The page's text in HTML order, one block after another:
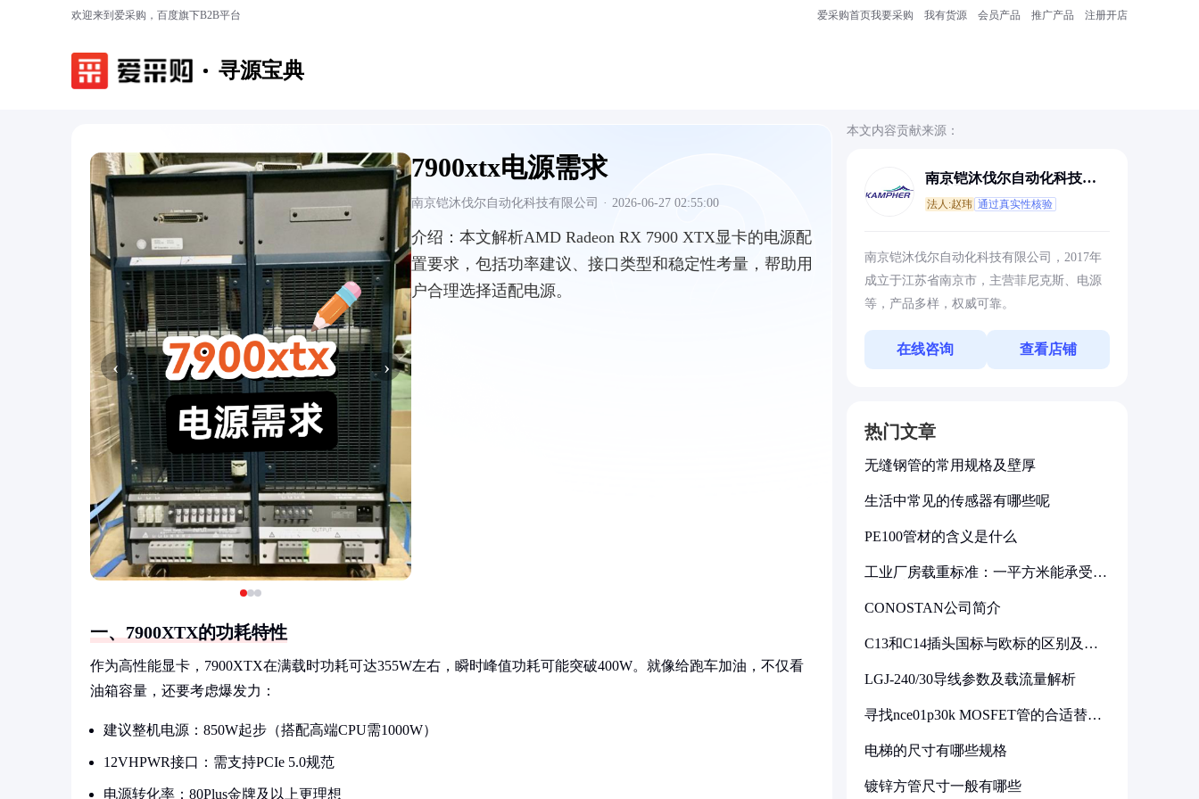
欢迎来到爱采购，百度旗下B2B平台 爱采购首页我要采购 我有货源 会员产品 推广产品 注册开店
寻源宝典
‹ ›
7900xtx电源需求
南京铠沐伐尔自动化科技有限公司 · 2026-06-27 02:55:00
介绍： 本文解析AMD Radeon RX 7900 XTX显卡的电源配
置要求，包括功率建议、接口类型和稳定性考量，帮助用
户合理选择适配电源。
一、7900XTX的功耗特性
作为高性能显卡，7900XTX在满载时功耗可达355W左右，瞬时峰值功耗可能突破400W。就像给跑车加油，不仅看
油箱容量，还要考虑爆发力：
建议整机电源：850W起步（搭配高端CPU需1000W）
12VHPWR接口：需支持PCIe 5.0规范
电源转化率：80Plus金牌及以上更理想
本文内容贡献来源：
南京铠沐伐尔自动化科技有
法人:赵玮 通过真实性核验
南京铠沐伐尔自动化科技有限公司，2017年
成立于江苏省南京市，主营菲尼克斯、电源
等，产品多样，权威可靠。
在线咨询 查看店铺
热门文章
无缝钢管的常用规格及壁厚
生活中常见的传感器有哪些呢
PE100管材的含义是什么
工业厂房载重标准：一平方米能承受多
CONOSTAN公司简介
C13和C14插头国标与欧标的区别及其
LGJ-240/30导线参数及载流量解析
寻找nce01p30k MOSFET管的合适替代
电梯的尺寸有哪些规格
镀锌方管尺寸一般有哪些